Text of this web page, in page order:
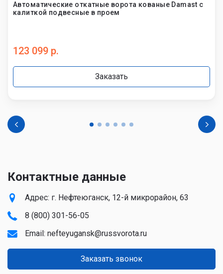
Автоматические откатные ворота кованые Damast с
калиткой подвесные в проем
123 099 р.
Заказать
Контактные данные
Адрес: г. Нефтеюганск, 12-й микрорайон, 63
8 (800) 301-56-05
Email: nefteyugansk@russvorota.ru
Заказать звонок